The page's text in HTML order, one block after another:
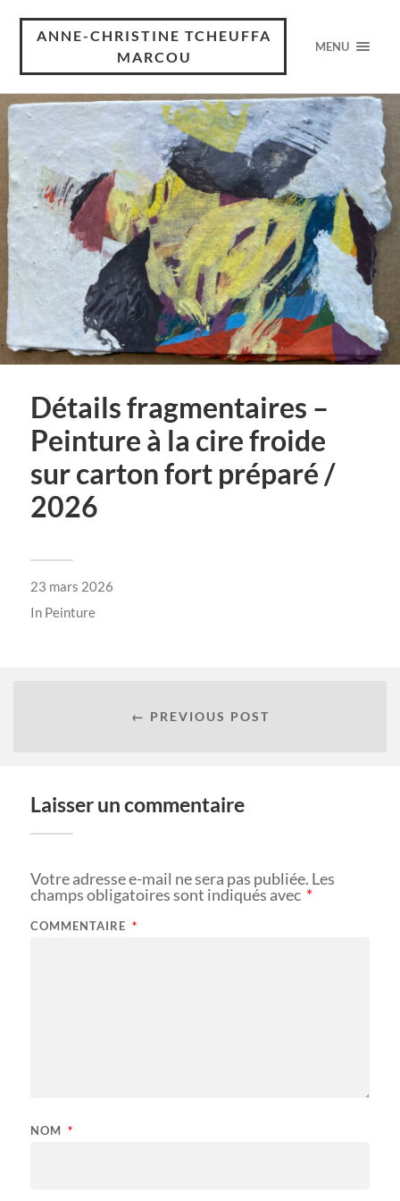
ANNE-CHRISTINE TCHEUFFA
MARCOU
MENU
Détails fragmentaires –
Peinture à la cire froide
sur carton fort préparé /
2026
23 mars 2026
In Peinture
← PREVIOUS POST
Laisser un commentaire
Votre adresse e-mail ne sera pas publiée. Les
champs obligatoires sont indiqués avec *
COMMENTAIRE *
NOM *